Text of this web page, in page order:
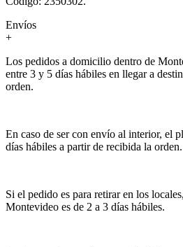
Envíos
+
Los pedidos a domicilio dentro de
entre 3 y 5 días hábiles en llegar a
orden.
En caso de ser con envío al interior, el
días hábiles a partir de recibida la orden.
Si el pedido es para retirar en los
Montevideo es de 2 a 3 días hábiles.